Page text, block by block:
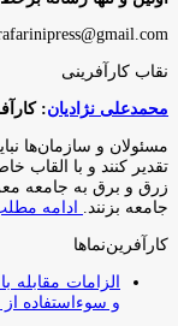
نقاب کارآفرینی
محمدعلی نژادیان:
مسئولان و سازمان‌ها
تقدیر کنند و با القاب
زرق و برق به جامعه
جامعه بزنند. ادامه
کارآفرین‌نماها
الزامات
و سوءاستفاده